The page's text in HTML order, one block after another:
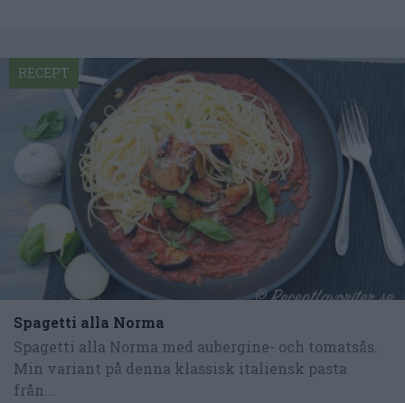
Spagetti alla Norma
Spagetti alla Norma med aubergine- och tomatsås.
Min variant på denna klassisk italiensk pasta
från...
RECEPT